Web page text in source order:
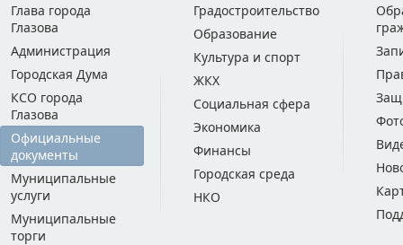
Глава города
Глазова
Администрация
Городская Дума
КСО города
Глазова
Официальные
документы
Муниципальные
услуги
Муниципальные
торги
Градостроительство
Образование
Культура и спорт
ЖКХ
Социальная сфера
Экономика
Финансы
Городская среда
НКО